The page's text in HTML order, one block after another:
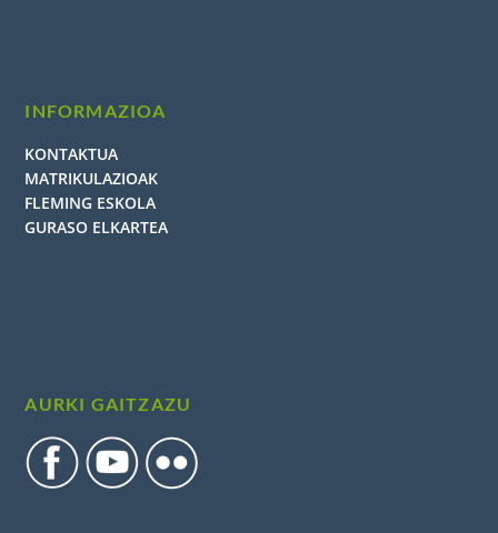
INFORMAZIOA
KONTAKTUA
MATRIKULAZIOAK
FLEMING ESKOLA
GURASO ELKARTEA
AURKI GAITZAZU